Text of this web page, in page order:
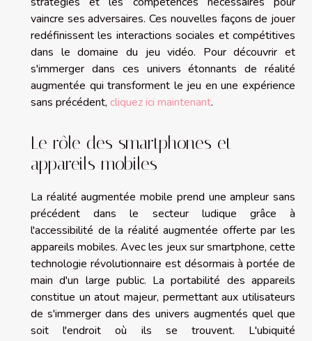
vaincre ses adversaires. Ces nouvelles façons de jouer
redéfinissent les interactions sociales et compétitives
dans le domaine du jeu vidéo. Pour découvrir et
s'immerger dans ces univers étonnants de réalité
augmentée qui transforment le jeu en une expérience
sans précédent, cliquez ici maintenant.
Le rôle des smartphones et
appareils mobiles
La réalité augmentée mobile prend une ampleur sans
précédent dans le secteur ludique grâce à
l'accessibilité de la réalité augmentée offerte par les
appareils mobiles. Avec les jeux sur smartphone, cette
technologie révolutionnaire est désormais à portée de
main d'un large public. La portabilité des appareils
constitue un atout majeur, permettant aux utilisateurs
de s'immerger dans des univers augmentés quel que
soit l'endroit où ils se trouvent. L'ubiquité